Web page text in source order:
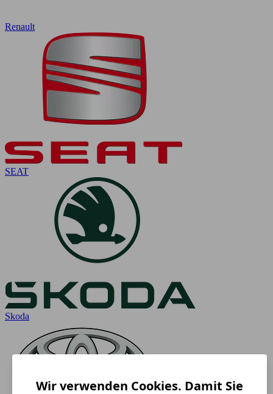
Renault
SEAT
Skoda
Wir verwenden Cookies. Damit Sie